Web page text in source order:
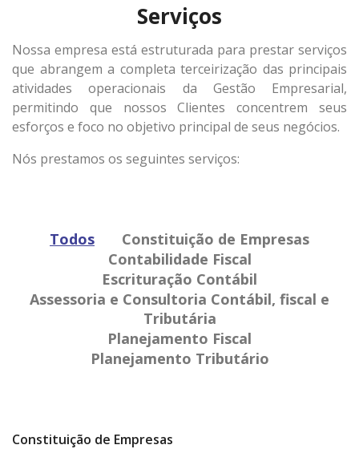
Serviços
Nossa empresa está estruturada para prestar serviços
que abrangem a completa terceirização das principais
atividades operacionais da Gestão Empresarial,
permitindo que nossos Clientes concentrem seus
esforços e foco no objetivo principal de seus negócios.
Nós prestamos os seguintes serviços:
Todos
Constituição de Empresas
Contabilidade Fiscal
Escrituração Contábil
Assessoria e Consultoria Contábil, fiscal e
Tributária
Planejamento Fiscal
Planejamento Tributário
Constituição de Empresas